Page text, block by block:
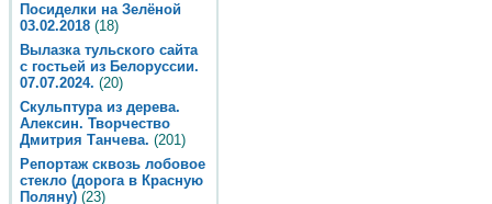
Посиделки на Зелёной
03.02.2018 (18)
Вылазка тульского сайта
с гостьей из Белоруссии.
07.07.2024. (20)
Скульптура из дерева.
Алексин. Творчество
Дмитрия Танчева. (201)
Репортаж сквозь лобовое
стекло (дорога в Красную
Поляну) (23)